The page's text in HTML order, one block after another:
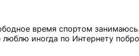
время спортом
иногда по Интернету